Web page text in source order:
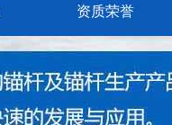
资质荣誉